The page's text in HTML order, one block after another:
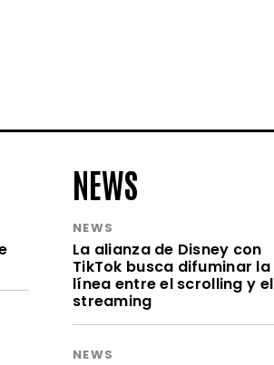
NEWS
NEWS
La alianza de Disney con
TikTok busca difuminar la
línea entre el scrolling y el
streaming
NEWS